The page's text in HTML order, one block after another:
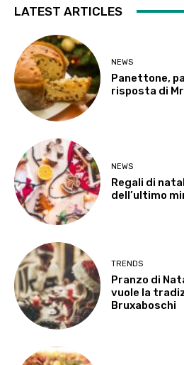
LATEST ARTICLES
NEWS
Panettone,
risposta di
NEWS
Regali di
dell’ultimo
TRENDS
Pranzo di
vuole la
Bruxaboschi